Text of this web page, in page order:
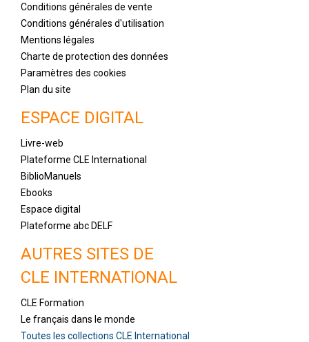
Conditions générales de vente
Conditions générales d'utilisation
Mentions légales
Charte de protection des données
Paramètres des cookies
Plan du site
ESPACE DIGITAL
Livre-web
Plateforme CLE International
BiblioManuels
Ebooks
Espace digital
Plateforme abc DELF
AUTRES SITES DE
CLE INTERNATIONAL
CLE Formation
Le français dans le monde
Toutes les collections CLE International